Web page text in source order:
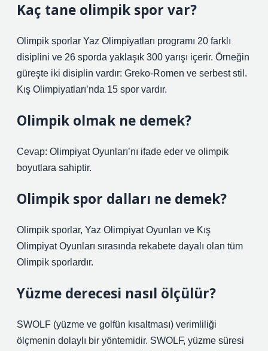
Kaç tane olimpik spor var?
Olimpik sporlar Yaz Olimpiyatları programı 20 farklı
disiplini ve 26 sporda yaklaşık 300 yarışı içerir. Örneğin
güreşte iki disiplin vardır: Greko-Romen ve serbest stil.
Kış Olimpiyatları’nda 15 spor vardır.
Olimpik olmak ne demek?
Cevap: Olimpiyat Oyunları’nı ifade eder ve olimpik
boyutlara sahiptir.
Olimpik spor dalları ne demek?
Olimpik sporlar, Yaz Olimpiyat Oyunları ve Kış
Olimpiyat Oyunları sırasında rekabete dayalı olan tüm
Olimpik sporlardır.
Yüzme derecesi nasıl ölçülür?
SWOLF (yüzme ve golfün kısaltması) verimliliği
ölçmenin dolaylı bir yöntemidir. SWOLF, yüzme süresi